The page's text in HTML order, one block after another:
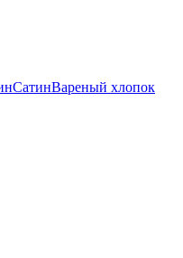
СатинВареный хлопок